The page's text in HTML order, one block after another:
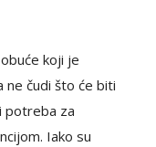
koji je
ne čudi što će biti
potreba za
Iako su